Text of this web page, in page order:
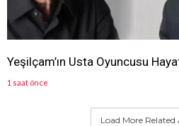
Yeşilçam’ın Usta Oyuncusu
1 saat önce
Load More Related